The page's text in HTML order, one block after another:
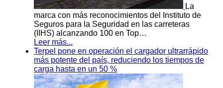
La
marca con más reconocimientos del Instituto de
Seguros para la Seguridad en las carreteras
(IIHS) alcanzando 100 en Top…
Leer más...
Terpel pone en operación el cargador ultrarrápido
más potente del país, reduciendo los tiempos de
carga hasta en un 50 %